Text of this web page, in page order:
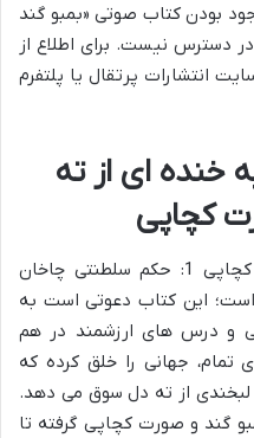
بودن کتاب صوتی «بمبو گند
فارسی در دسترس نیست. برای اطلاع از
انتشارات پرتقال یا پلتفرم
خنده ای از ته
کچاپی
«خلاصه کتاب بمبو گند و صورت کچاپی 1: حکم سلطنتی چاخان
این کتاب دعوتی است به
و درس های ارزشمند در هم
تمام، جهانی را خلق کرده که
لبخندی از ته دل سوق می دهد.
گند و صورت کچاپی گرفته تا